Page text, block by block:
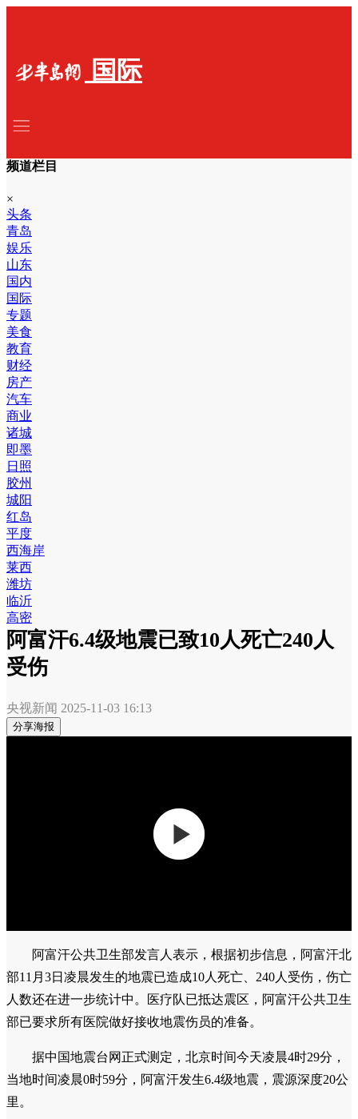
国际
频道栏目
×
头条
青岛
娱乐
山东
国内
国际
专题
美食
教育
财经
房产
汽车
商业
诸城
即墨
日照
胶州
城阳
红岛
平度
西海岸
莱西
潍坊
临沂
高密
阿富汗6.4级地震已致10人死亡240人
受伤
央视新闻 2025-11-03 16:13
分享海报
阿富汗公共卫生部发言人表示，根据初步信息，阿富汗北
部11月3日凌晨发生的地震已造成10人死亡、240人受伤，伤亡
人数还在进一步统计中。医疗队已抵达震区，阿富汗公共卫生
部已要求所有医院做好接收地震伤员的准备。
据中国地震台网正式测定，北京时间今天凌晨4时29分，
当地时间凌晨0时59分，阿富汗发生6.4级地震，震源深度20公
里。